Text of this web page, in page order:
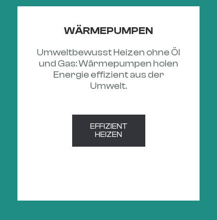
WÄRMEPUMPEN
Umweltbewusst Heizen ohne Öl
und Gas: Wärmepumpen holen
Energie effizient aus der
Umwelt.
EFFIZIENT
HEIZEN